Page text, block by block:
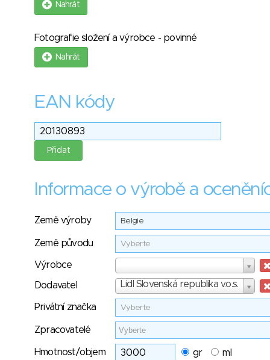
Nahrát
Fotografie složení a výrobce - povinné
Nahrát
EAN kódy
Informace o výrobě a
Země výroby Belgie
Země původu Vyberte
Výrobce
Dodavatel Lidl Slovenská republika v.o.s.
Dodavatel
Privátní značka Vyberte
Zpracovatelé
Hmotnost/objem gr
ml